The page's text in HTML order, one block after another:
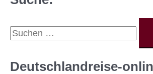
S
c
Deutschlandreise-